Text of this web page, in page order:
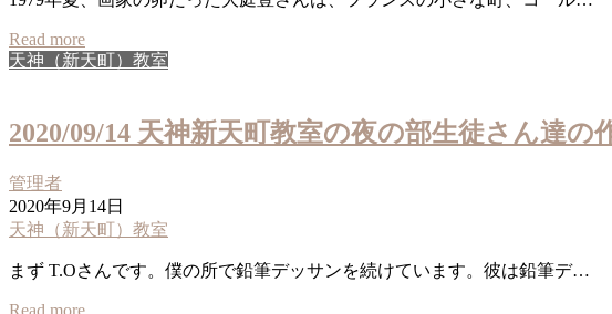
Read more
天神（新天町）教室
2020/09/14 天神新天町教室の夜の部生徒さん達の
管理者
2020年9月14日
天神（新天町）教室
まず T.Oさんです。僕の所で鉛筆デッサンを続けています。彼は鉛筆デ…
Read more